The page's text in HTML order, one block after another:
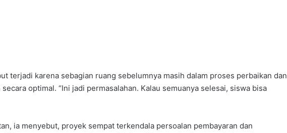
terjadi karena sebagian ruang sebelumnya masih dalam proses perbaikan dan
optimal. “Ini jadi permasalahan. Kalau semuanya selesai, siswa bisa
ia menyebut, proyek sempat terkendala persoalan pembayaran dan